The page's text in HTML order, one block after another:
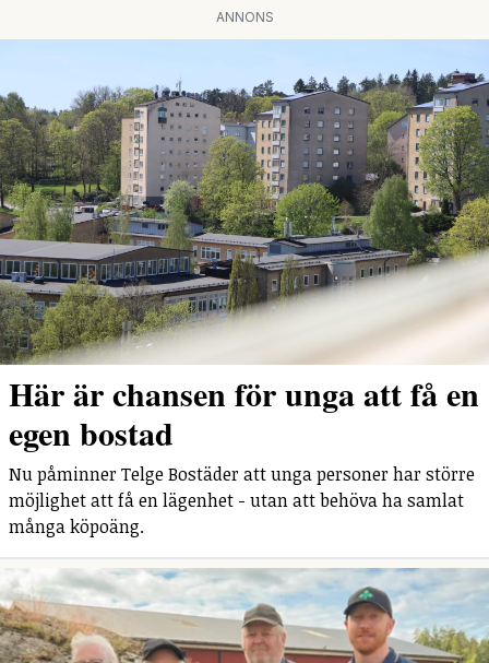
ANNONS
Här är chansen för unga att få en
egen bostad
Nu påminner Telge Bostäder att unga personer har större
möjlighet att få en lägenhet - utan att behöva ha samlat
många köpoäng.